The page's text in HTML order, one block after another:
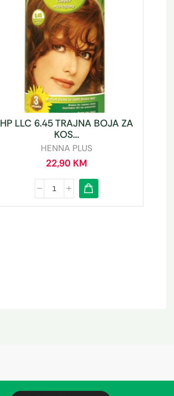
HP LLC 6.45 TRAJNA BOJA ZA
KOS...
HENNA PLUS
22,90 KM